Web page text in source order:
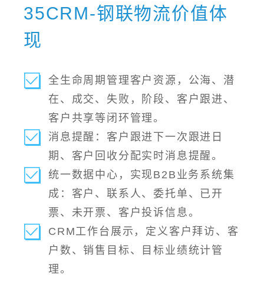
35CRM-钢联物流价值体
现
全生命周期管理客户资源，公海、潜
在、成交、失败，阶段、客户跟进、
客户共享等闭环管理。
消息提醒：客户跟进下一次跟进日
期、客户回收分配实时消息提醒。
统一数据中心，实现B2B业务系统集
成：客户、联系人、委托单、已开
票、未开票、客户投诉信息。
CRM工作台展示，定义客户拜访、客
户数、销售目标、目标业绩统计管
理。